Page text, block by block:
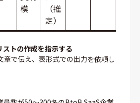
模
（推
定）
トの作成を指示する
章で伝え、表形式での出力を依頼し